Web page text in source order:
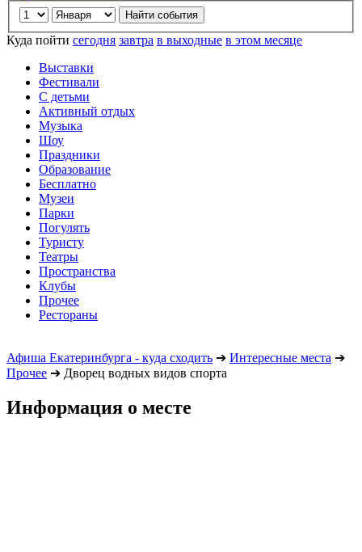
Куда пойти сегодня завтра в выходные в этом месяце
Выставки
Фестивали
С детьми
Активный отдых
Музыка
Шоу
Праздники
Образование
Бесплатно
Музеи
Парки
Погулять
Туристу
Театры
Пространства
Клубы
Прочее
Рестораны
Афиша Екатеринбурга - куда сходить ➔ Интересные места ➔
Прочее ➔ Дворец водных видов спорта
Информация о месте